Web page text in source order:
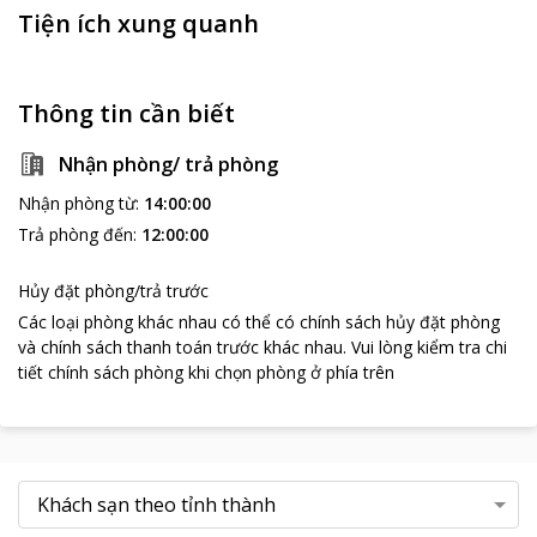
khách rộng rãi, bồn tắm, massage đứng… đây sẽ là nơi dừng
chân lý tưởng của du khách khi về thăm Thái Nguyên.
Phòng hội trường với hệ thống âm thanh, ánh sáng, micro
không dây, Hoa trang trí bục phát biểu, bàn hội nghị, Backdrop
phòng họp và 01 bandrol treo trước khách sạn, Internet Wifi
miễn phí.
Tổ chức sự kiện ( tiệc cưới, hội nghị, sinh nhật), phòng hát
karaoke
thân thiện của toàn thế nhân viên khách sạn sẽ làm cho quý
khách cảm thấy như đang ở ngôi nhà của mình. Đó cũng là
phương châm phục vụ của khách sạn : “Ấn tượng tốt sẽ làm
khách nhớ mãi”
Tiện ích xung quanh
Thông tin cần biết
Nhận phòng/ trả phòng
Nhận phòng từ: 14:00:00
Trả phòng đến: 12:00:00
Hủy đặt phòng/trả trước
Các loại phòng khác nhau có thể có chính sách hủy đặt phòng
và chính sách thanh toán trước khác nhau. Vui lòng kiểm tra chi
tiết chính sách phòng khi chọn phòng ở phía trên